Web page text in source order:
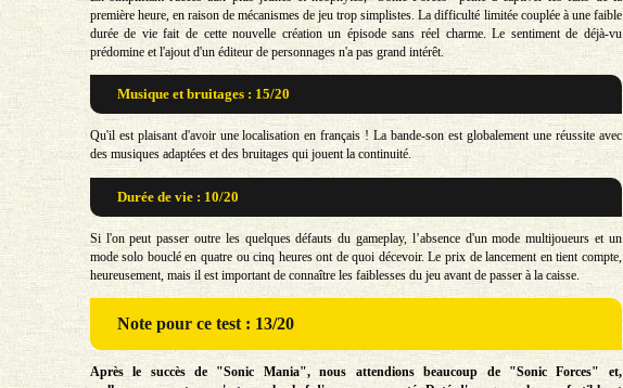
première heure, en raison de mécanismes de jeu trop simplistes. La difficulté limitée couplée à une faible
durée de vie fait de cette nouvelle création un épisode sans réel charme. Le sentiment de déjà-vu
prédomine et l'ajout d'un éditeur de personnages n'a pas grand intérêt.
Musique et bruitages : 15/20
Qu'il est plaisant d'avoir une localisation en français ! La bande-son est globalement une réussite avec
des musiques adaptées et des bruitages qui jouent la continuité.
Durée de vie : 10/20
Si l'on peut passer outre les quelques défauts du gameplay, l’absence d'un mode multijoueurs et un
mode solo bouclé en quatre ou cinq heures ont de quoi décevoir. Le prix de lancement en tient compte,
heureusement, mais il est important de connaître les faiblesses du jeu avant de passer à la caisse.
Note pour ce test : 13/20
Après le succès de "Sonic Mania", nous attendions beaucoup de "Sonic Forces" et,